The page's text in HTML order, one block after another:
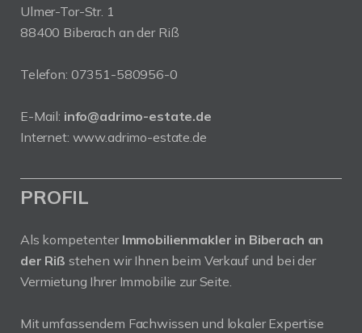
Ulmer-Tor-Str. 1
88400 Biberach an der Riß
Telefon: 07351-580956-0
E-Mail: info@adrimo-estate.de
Internet: www.adrimo-estate.de
PROFIL
Als kompetenter Immobilienmakler in Biberach an
der Riß stehen wir Ihnen beim Verkauf und bei der
Vermietung Ihrer Immobilie zur Seite.
Mit umfassendem Fachwissen und lokaler Expertise